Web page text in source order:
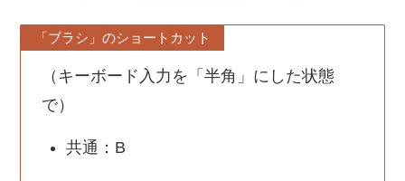
「ブラシ」のショートカット
（キーボード入力を「半角」にした状態
で）
共通：B